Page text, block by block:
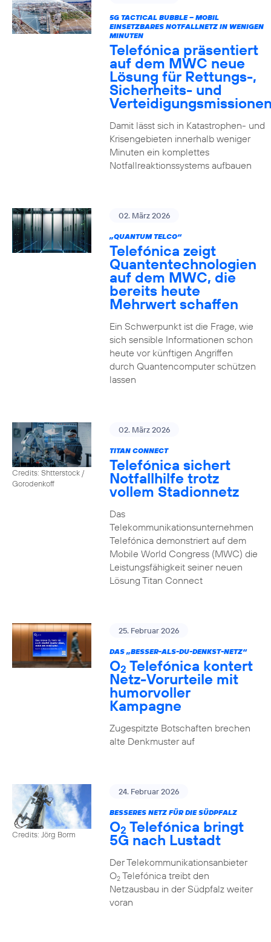
5G TACTICAL BUBBLE – MOBIL
EINSETZBARES NOTFALLNETZ IN WENIGEN
MINUTEN
Telefónica präsentiert
auf dem MWC neue
Lösung für Rettungs-,
Sicherheits- und
Damit lässt sich in Katastrophen- und
Krisengebieten innerhalb weniger
Minuten ein komplettes
Notfallreaktionssystems aufbauen
02. März 2026
„QUANTUM TELCO“
Telefónica zeigt
Quanten­technologien
auf dem MWC, die
bereits heute
Mehrwert schaffen
Ein Schwerpunkt ist die Frage, wie
sich sensible Informationen schon
heute vor künftigen Angriffen
durch Quantencomputer schützen
lassen
Credits: Shtterstock /
Gorodenkoff
02. März 2026
TITAN CONNECT
Telefónica sichert
Notfallhilfe trotz
vollem Stadionnetz
Das
Telekommunikationsunternehmen
Telefónica demonstriert auf dem
Mobile World Congress (MWC) die
Leistungsfähigkeit seiner neuen
Lösung Titan Connect
25. Februar 2026
DAS „BESSER-ALS-DU-DENKST-NETZ“
O2 Telefónica kontert
Netz-Vorurteile mit
humorvoller
Kampagne
Zugespitzte Botschaften brechen
alte Denkmuster auf
Credits: Jörg Borm
24. Februar 2026
BESSERES NETZ FÜR DIE SÜDPFALZ
O2 Telefónica bringt
5G nach Lustadt
Der Telekommunikationsanbieter
O2Telefónica treibt den
Netzausbau in der Südpfalz weiter
voran